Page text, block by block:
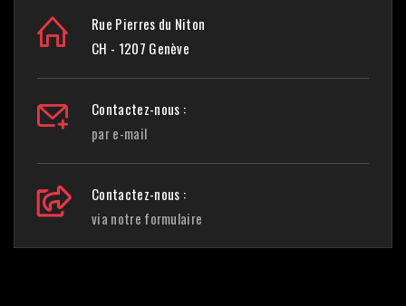
Rue Pierres du Niton
CH - 1207 Genève
Contactez-nous :
par e-mail
Contactez-nous :
via notre formulaire